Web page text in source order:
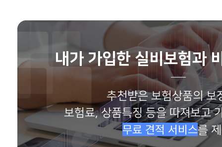
김** 보험나이 36세
보험나이 65세
내가 가입한 실비보험과
추천받은 보험상품의 보
보험료, 상품특징 등을 따져보고
무료 견적 서비스를